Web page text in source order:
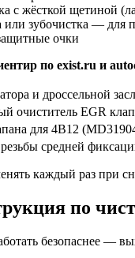
с жёсткой щетиной
зубочистка — для
очки
по exist.ru и
и дроссельной
очиститель EGR
для 4B12
средней
каждый раз при
по
безопаснее —